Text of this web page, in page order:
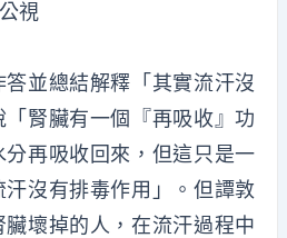
視
並總結解釋「其實流汗沒
腎臟有一個『再吸收』功
再吸收回來，但這只是一
沒有排毒作用」。但譚敦
壞掉的人，在流汗過程中